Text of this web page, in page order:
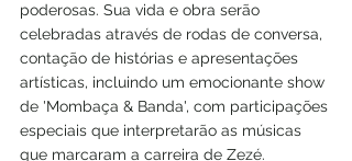
poderosas. Sua vida e obra serão
celebradas através de rodas de conversa,
contação de histórias e apresentações
artísticas, incluindo um emocionante show
de 'Mombaça & Banda', com participações
especiais que interpretarão as músicas
que marcaram a carreira de Zezé.